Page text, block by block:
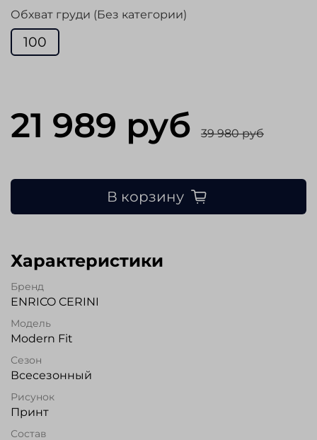
Обхват груди (Без категории)
100
21 989 руб 39 980 руб
В корзину
Характеристики
Бренд
ENRICO CERINI
Модель
Modern Fit
Сезон
Всесезонный
Рисунок
Принт
Состав